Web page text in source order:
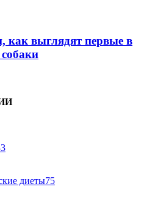
выглядят первые в
диеты75